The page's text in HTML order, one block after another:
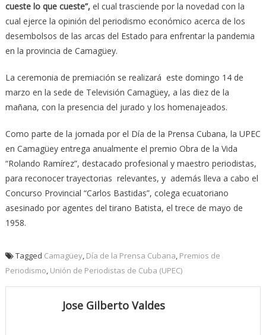
cueste lo que cueste”, el cual trasciende por la novedad con la
cual ejerce la opinión del periodismo económico acerca de los
desembolsos de las arcas del Estado para enfrentar la pandemia
en la provincia de Camagüey.
La ceremonia de premiación se realizará este domingo 14 de
marzo en la sede de Televisión Camagüey, a las diez de la
mañana, con la presencia del jurado y los homenajeados.
Como parte de la jornada por el Día de la Prensa Cubana, la UPEC
en Camagüey entrega anualmente el premio Obra de la Vida
“Rolando Ramírez”, destacado profesional y maestro periodistas,
para reconocer trayectorias relevantes, y además lleva a cabo el
Concurso Provincial “Carlos Bastidas”, colega ecuatoriano
asesinado por agentes del tirano Batista, el trece de mayo de
1958.
Tagged Camagüey, Día de la Prensa Cubana Premios de
Periodismo Unión de Periodistas de Cuba (UPEC)
Jose Gilberto Valdes